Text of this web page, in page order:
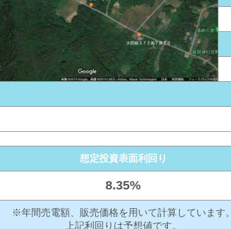
想定投資表面利回り
8.35%
※年間売電額、販売価格を用いて計算しています。
上記利回りは予想値です。